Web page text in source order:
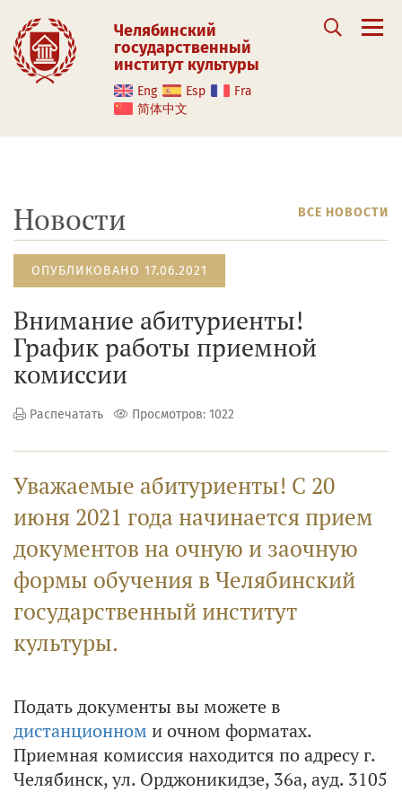
Челябинский
государственный
институт культуры
Eng Esp
Fra
简体中文
Новости ВСЕ НОВОСТИ
ОПУБЛИКОВАНО 17.06.2021
Внимание абитуриенты!
График работы приемной
комиссии
Распечатать Просмотров: 1022
Уважаемые абитуриенты! С 20
июня 2021 года начинается прием
документов на очную и заочную
формы обучения в Челябинский
государственный институт
культуры.
Подать документы вы можете в
дистанционном и очном форматах.
Приемная комиссия находится по адресу г.
Челябинск, ул. Орджоникидзе, 36а, ауд. 3105